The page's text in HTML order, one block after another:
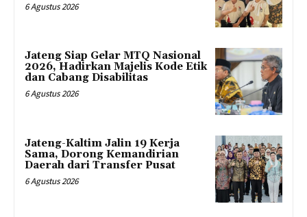
6 Agustus 2026
Jateng Siap Gelar MTQ Nasional
2026, Hadirkan Majelis Kode Etik
dan Cabang Disabilitas
6 Agustus 2026
Jateng-Kaltim Jalin 19 Kerja
Sama, Dorong Kemandirian
Daerah dari Transfer Pusat
6 Agustus 2026